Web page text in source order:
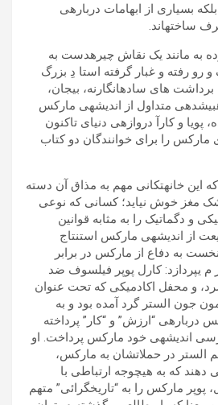
بسياری از ابھامات دربارهی
ساختهاند.
به مانند يک نقاش چيرهدست به
رو رفته و غبار گرفته استا دِ بزرگ
برداشت ھای سادهانگارنه، بیجان،
متداول از انديشهی مارکس
پويا و کارآ دروازهی دنيای تاکنون
مارکس را برای خوانندگان دو کتاب
اين خانهتکانی مھم به مذاق آن دسته
مغز خوش نيايد؛ کسانی که نوعی
و دگماتيک را به مثابه قوانين
از انديشهی مارکس استنتاج
به دفاع از مارکس در برابر
یپردازد: کارل پوپر فيلسوف ضد
و محفل اکادميکی که تحت عنوان
جون الستر گرد آمده بود و به
دربارهی “ارزش” و “کار” پرداخته
انديشهی خود مارکس پرداخت. او
الستر در حملاتشان به مارکس،
دھند که به ھيچوجه ارتباطی با
پوپر مارکس را به “تاريخگرائی” متھم